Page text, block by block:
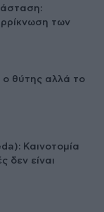
των
ο θύτης αλλά το
Καινοτομία
δεν είναι